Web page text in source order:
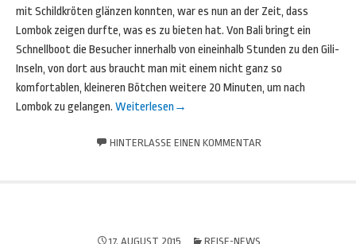
mit Schildkröten glänzen konnten, war es nun an der Zeit, dass
Lombok zeigen durfte, was es zu bieten hat. Von Bali bringt ein
Schnellboot die Besucher innerhalb von eineinhalb Stunden zu den Gili-
Inseln, von dort aus braucht man mit einem nicht ganz so
komfortablen, kleineren Bötchen weitere 20 Minuten, um nach
Lombok zu gelangen. Weiterlesen →
HINTERLASSE EINEN KOMMENTAR
17. AUGUST 2015 REISE-NEWS